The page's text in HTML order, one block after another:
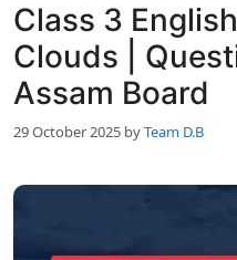
Class 3
Clouds |
Assam Board
29 October 2025 byTeam D.B